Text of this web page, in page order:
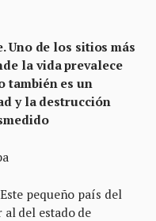
Uno de los sitios más
la vida prevalece
también es un
y la destrucción
Este pequeño país del
del estado de